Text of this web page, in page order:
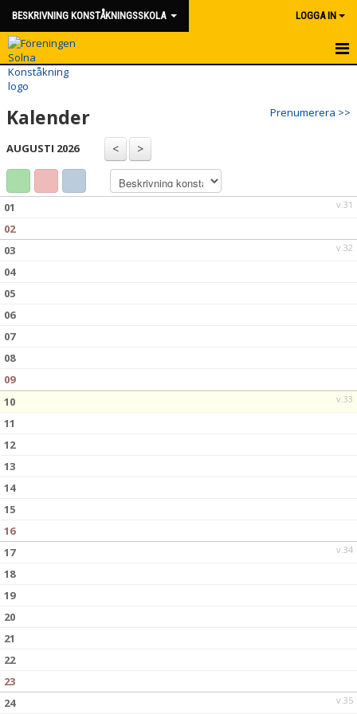
BESKRIVNING KONSTÅKNINGSSKOLA LOGGA IN
HEM
KLUBBKLÄDER
KALENDER
Prenumerera >>
Kalender
AUGUSTI 2026
v.31
01
02
v.32
03
04
05
06
07
08
09
v.33
10
11
12
13
14
15
16
v.34
17
18
19
20
21
22
23
v.35
24